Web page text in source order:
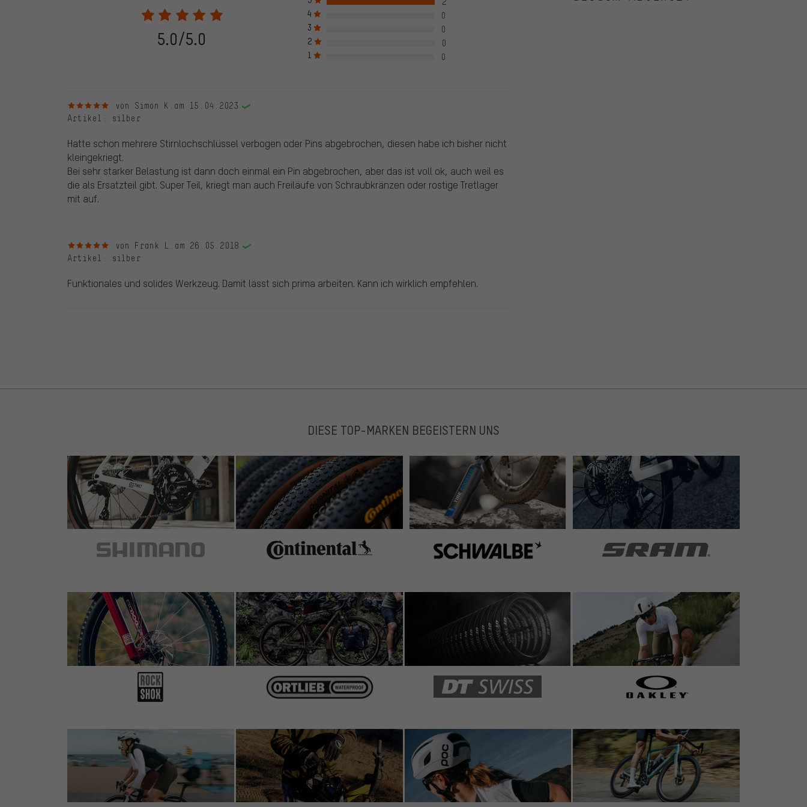
eine Bestellnummer angegeben wird. Wir schalten die Bewertung nur nach erfolgreicher Überprüfung der Bestellnummer
frei. Alle verifizierten Bewertungen sind mit einem grünen Haken markiert, das gilt für alle verifizierten Bewertungen bis zu
dem 28.05.2022 und ab dem 28.05.2022. Vor dem 28.05.2022 wurden auch Bewertungen von Kunden aufgenommen, die
die bewertete Ware nicht bei uns gekauft haben. Diese Bewertungen sind nicht mit einem grünen Haken markiert. Wir
veröffentlichen alle ordnungsgemäß abgegebenen Bewertungen.
5.0/5.0
4
0
3
0
2
0
1
0
5 von 5 Sternenvon Simon K. am 15.04.2023
Artikel : silber
Hatte schon mehrere Stirnlochschlüssel verbogen oder Pins abgebrochen, diesen habe ich bisher nicht
kleingekriegt.
Bei sehr starker Belastung ist dann doch einmal ein Pin abgebrochen, aber das ist voll ok, auch weil es
die als Ersatzteil gibt. Super Teil, kriegt man auch Freiläufe von Schraubkränzen oder rostige Tretlager
mit auf.
5 von 5 Sternenvon Frank L. am 26.05.2018
Artikel : silber
Funktionales und solides Werkzeug. Damit lässt sich prima arbeiten. Kann ich wirklich empfehlen.
DIESE TOP-MARKEN BEGEISTERN UNS